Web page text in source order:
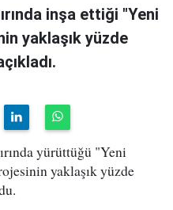
inşa ettiği "Yeni
yaklaşık yüzde
yürüttüğü "Yeni
yaklaşık yüzde